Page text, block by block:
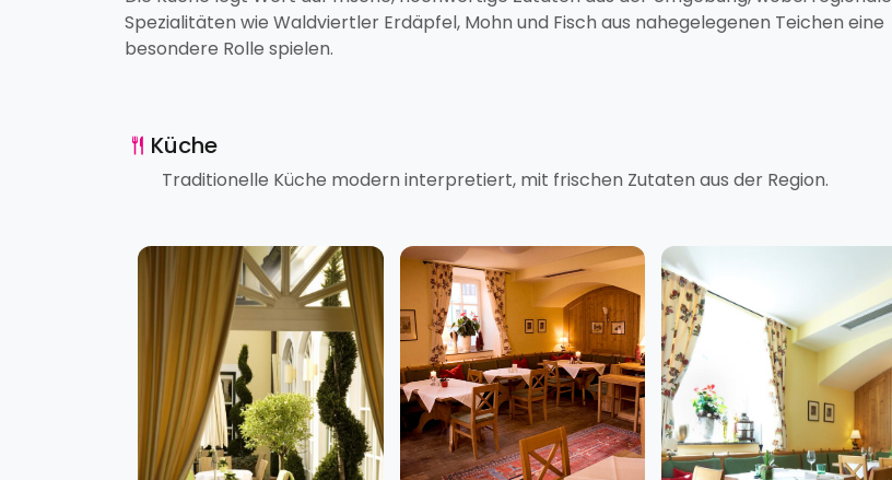
Spezialitäten wie Waldviertler Erdäpfel, Mohn und Fisch aus nahegelegenen Teichen eine
besondere Rolle spielen.
Küche
Traditionelle Küche modern interpretiert, mit frischen Zutaten aus der Region.